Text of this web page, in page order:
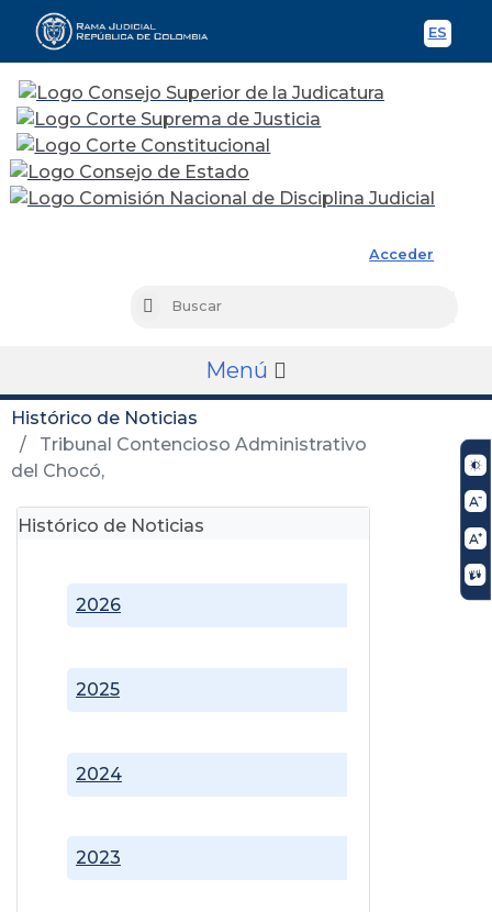
ES
Acceder
Buscar
Menú
Histórico de Noticias
Tribunal Contencioso Administrativo
del Chocó,
Histórico de Noticias
2023
2024
2025
2026